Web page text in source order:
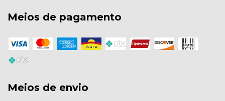
Meios de pagamento
Meios de envio